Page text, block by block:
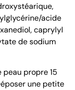
acide
caprylyl
de sodium
propre 15
une petite